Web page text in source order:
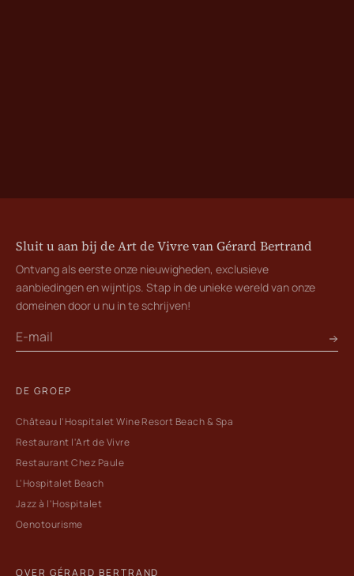
Sluit u aan bij de Art de Vivre van Gérard Bertrand
Ontvang als eerste onze nieuwigheden, exclusieve
aanbiedingen en wijntips. Stap in de unieke wereld van onze
domeinen door u nu in te schrijven!
DE GROEP
Château l'Hospitalet Wine Resort Beach & Spa
Restaurant l'Art de Vivre
Restaurant Chez Paule
L'Hospitalet Beach
Jazz à l'Hospitalet
Oenotourisme
OVER GÉRARD BERTRAND